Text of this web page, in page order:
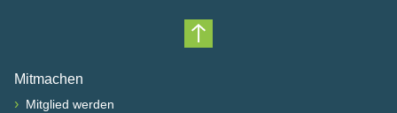
Nach oben scrollen
Mitmachen
› Mitglied werden